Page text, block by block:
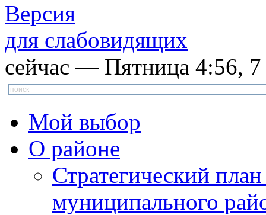
Версия
для слабовидящих
сейчас — Пятница 4:56, 7
Мой выбор
О районе
Стратегический
муниципального